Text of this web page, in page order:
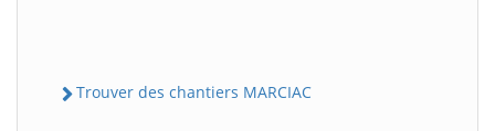
Trouver des chantiers MARCIAC